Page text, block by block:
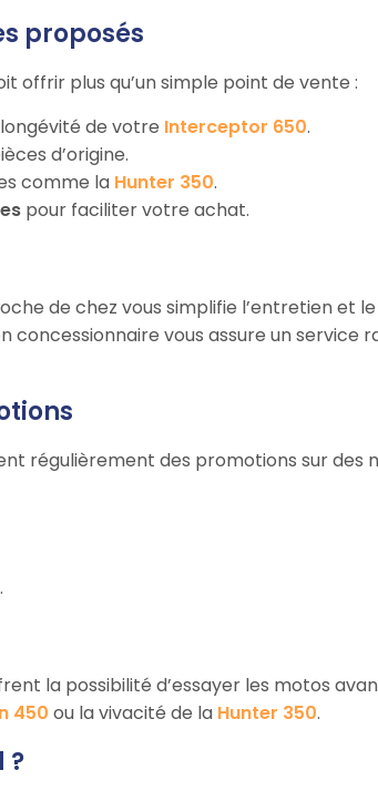
proposés
offrir plus qu’un simple point de vente :
de votre Interceptor 650.
d’origine.
comme la Hunter 350.
pour faciliter votre achat.
de chez vous simplifie l’entretien et
concessionnaire vous assure un
régulièrement des promotions sur
la possibilité d’essayer les motos
450 ou la vivacité de la Hunter 350.
?